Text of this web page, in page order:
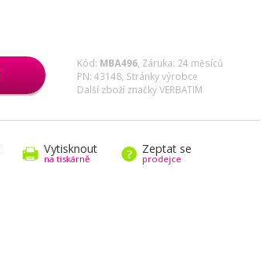
Kód: MBA496 Záruka: 24 měsíců
PN: 43148, Stránky výrobce
Další zboží značky VERBATIM
Vytisknout
na tiskárně
Zeptat se
prodejce